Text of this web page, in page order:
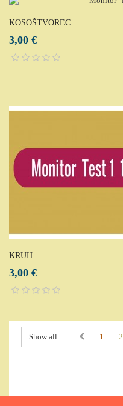
KOSOŠTVOREC
3,00 €
KRUH
3,00 €
Show all 1 2